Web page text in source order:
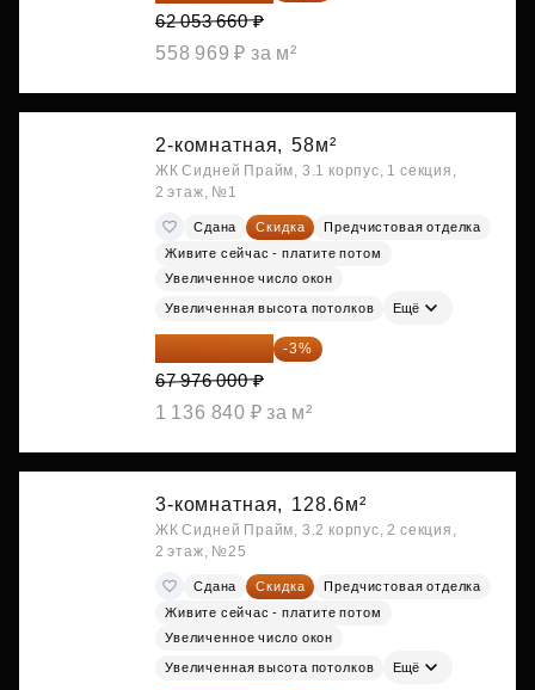
62 053 660 ₽
558 969 ₽ за м²
2-комнатная, 58м²
ЖК Сидней Прайм, 3.1 корпус, 1 секция,
2 этаж, №1
Сдана Скидка
Предчистовая отделка
Живите сейчас - платите потом
Увеличенное число окон
Увеличенная высота потолков Ещё
65 936 720 ₽ -3%
67 976 000 ₽
1 136 840 ₽ за м²
3-комнатная, 128.6м²
ЖК Сидней Прайм, 3.2 корпус, 2 секция,
2 этаж, №25
Сдана Скидка
Предчистовая отделка
Живите сейчас - платите потом
Увеличенное число окон
Увеличенная высота потолков Ещё